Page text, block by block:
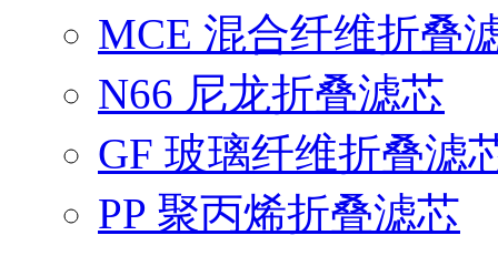
MCE 混合纤维折叠
N66 尼龙折叠滤芯
GF 玻璃纤维折叠滤
PP 聚丙烯折叠滤芯